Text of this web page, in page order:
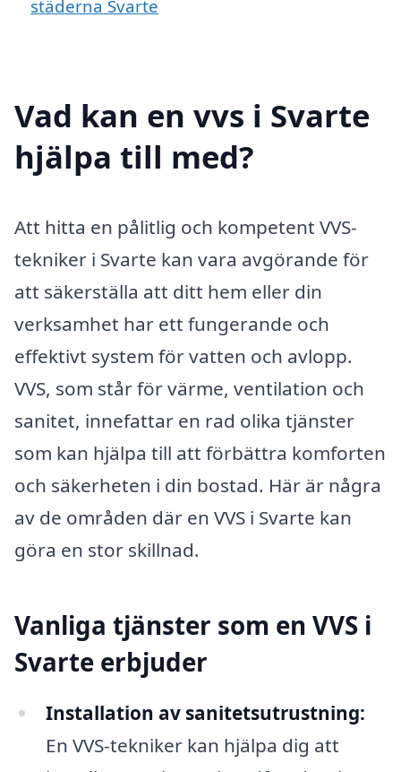
städerna Svarte
Vad kan en vvs i Svarte
hjälpa till med?
Att hitta en pålitlig och kompetent VVS-
tekniker i Svarte kan vara avgörande för
att säkerställa att ditt hem eller din
verksamhet har ett fungerande och
effektivt system för vatten och avlopp.
VVS, som står för värme, ventilation och
sanitet, innefattar en rad olika tjänster
som kan hjälpa till att förbättra komforten
och säkerheten i din bostad. Här är några
av de områden där en VVS i Svarte kan
göra en stor skillnad.
Vanliga tjänster som en VVS i
Svarte erbjuder
Installation av sanitetsutrustning:
En VVS-tekniker kan hjälpa dig att